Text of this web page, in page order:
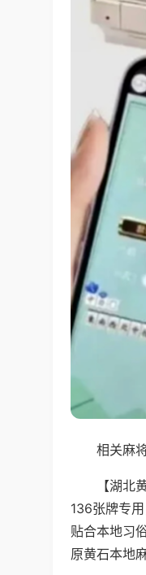
相关麻
【湖北
136张牌专
贴合本地习
原黄石本地